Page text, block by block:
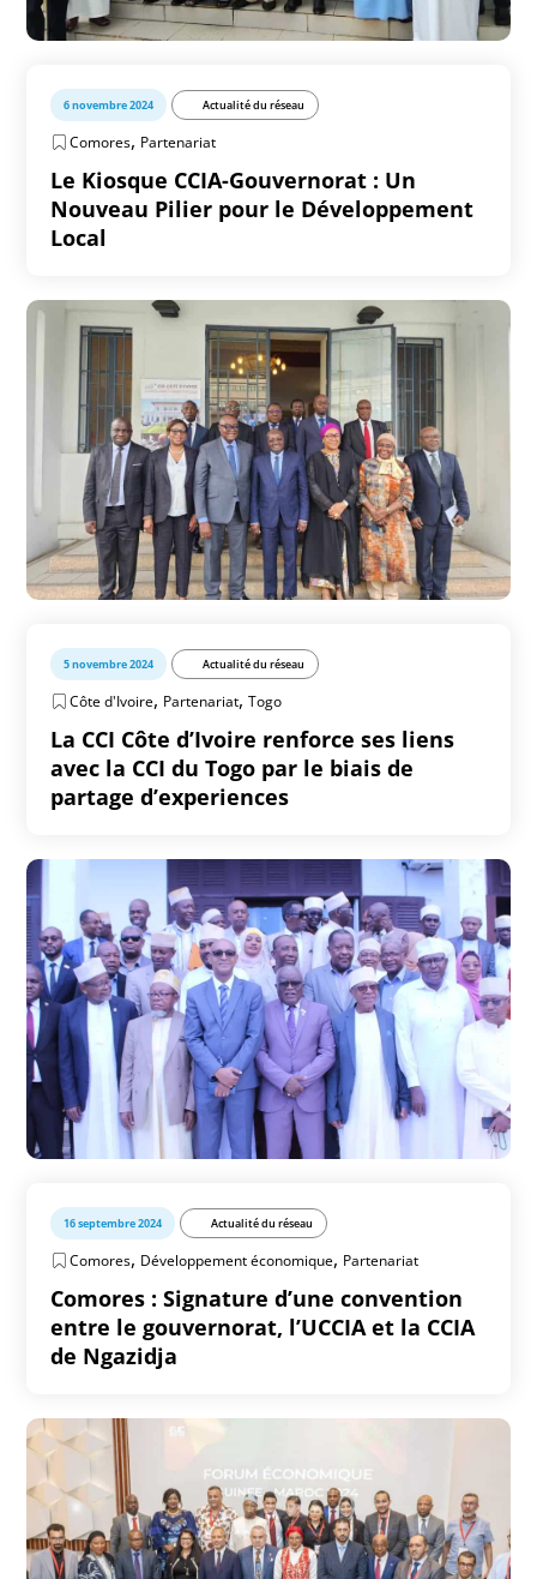
6 novembre 2024 Actualité du réseau
Comores, Partenariat
Le Kiosque CCIA-Gouvernorat : Un
Nouveau Pilier pour le Développement
Local
5 novembre 2024 Actualité du réseau
Côte d'Ivoire, Partenariat,Togo
La CCI Côte d’Ivoire renforce ses liens
avec la CCI du Togo par le biais de
partage d’experiences
16 septembre 2024 Actualité du réseau
Comores, Développement économique, Partenariat
Comores : Signature d’une convention
entre le gouvernorat, l’UCCIA et la CCIA
de Ngazidja